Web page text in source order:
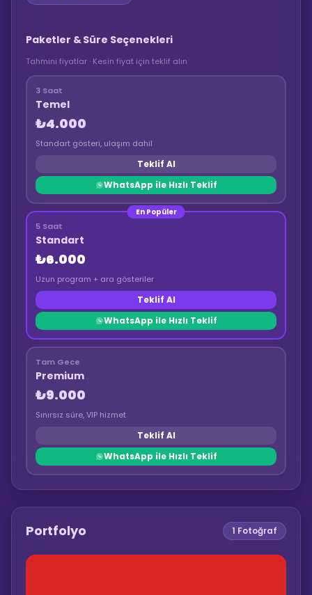
Paketler & Süre Seçenekleri
Tahmini fiyatlar · Kesin fiyat için teklif alın
3 Saat
Temel
₺4.000
Standart gösteri, ulaşım dahil
Teklif Al
WhatsApp ile Hızlı Teklif
En Popüler
5 Saat
Standart
₺6.000
Uzun program + ara gösteriler
Teklif Al
WhatsApp ile Hızlı Teklif
Tam Gece
Premium
₺9.000
Sınırsız süre, VIP hizmet
Teklif Al
WhatsApp ile Hızlı Teklif
Portfolyo 1 Fotoğraf